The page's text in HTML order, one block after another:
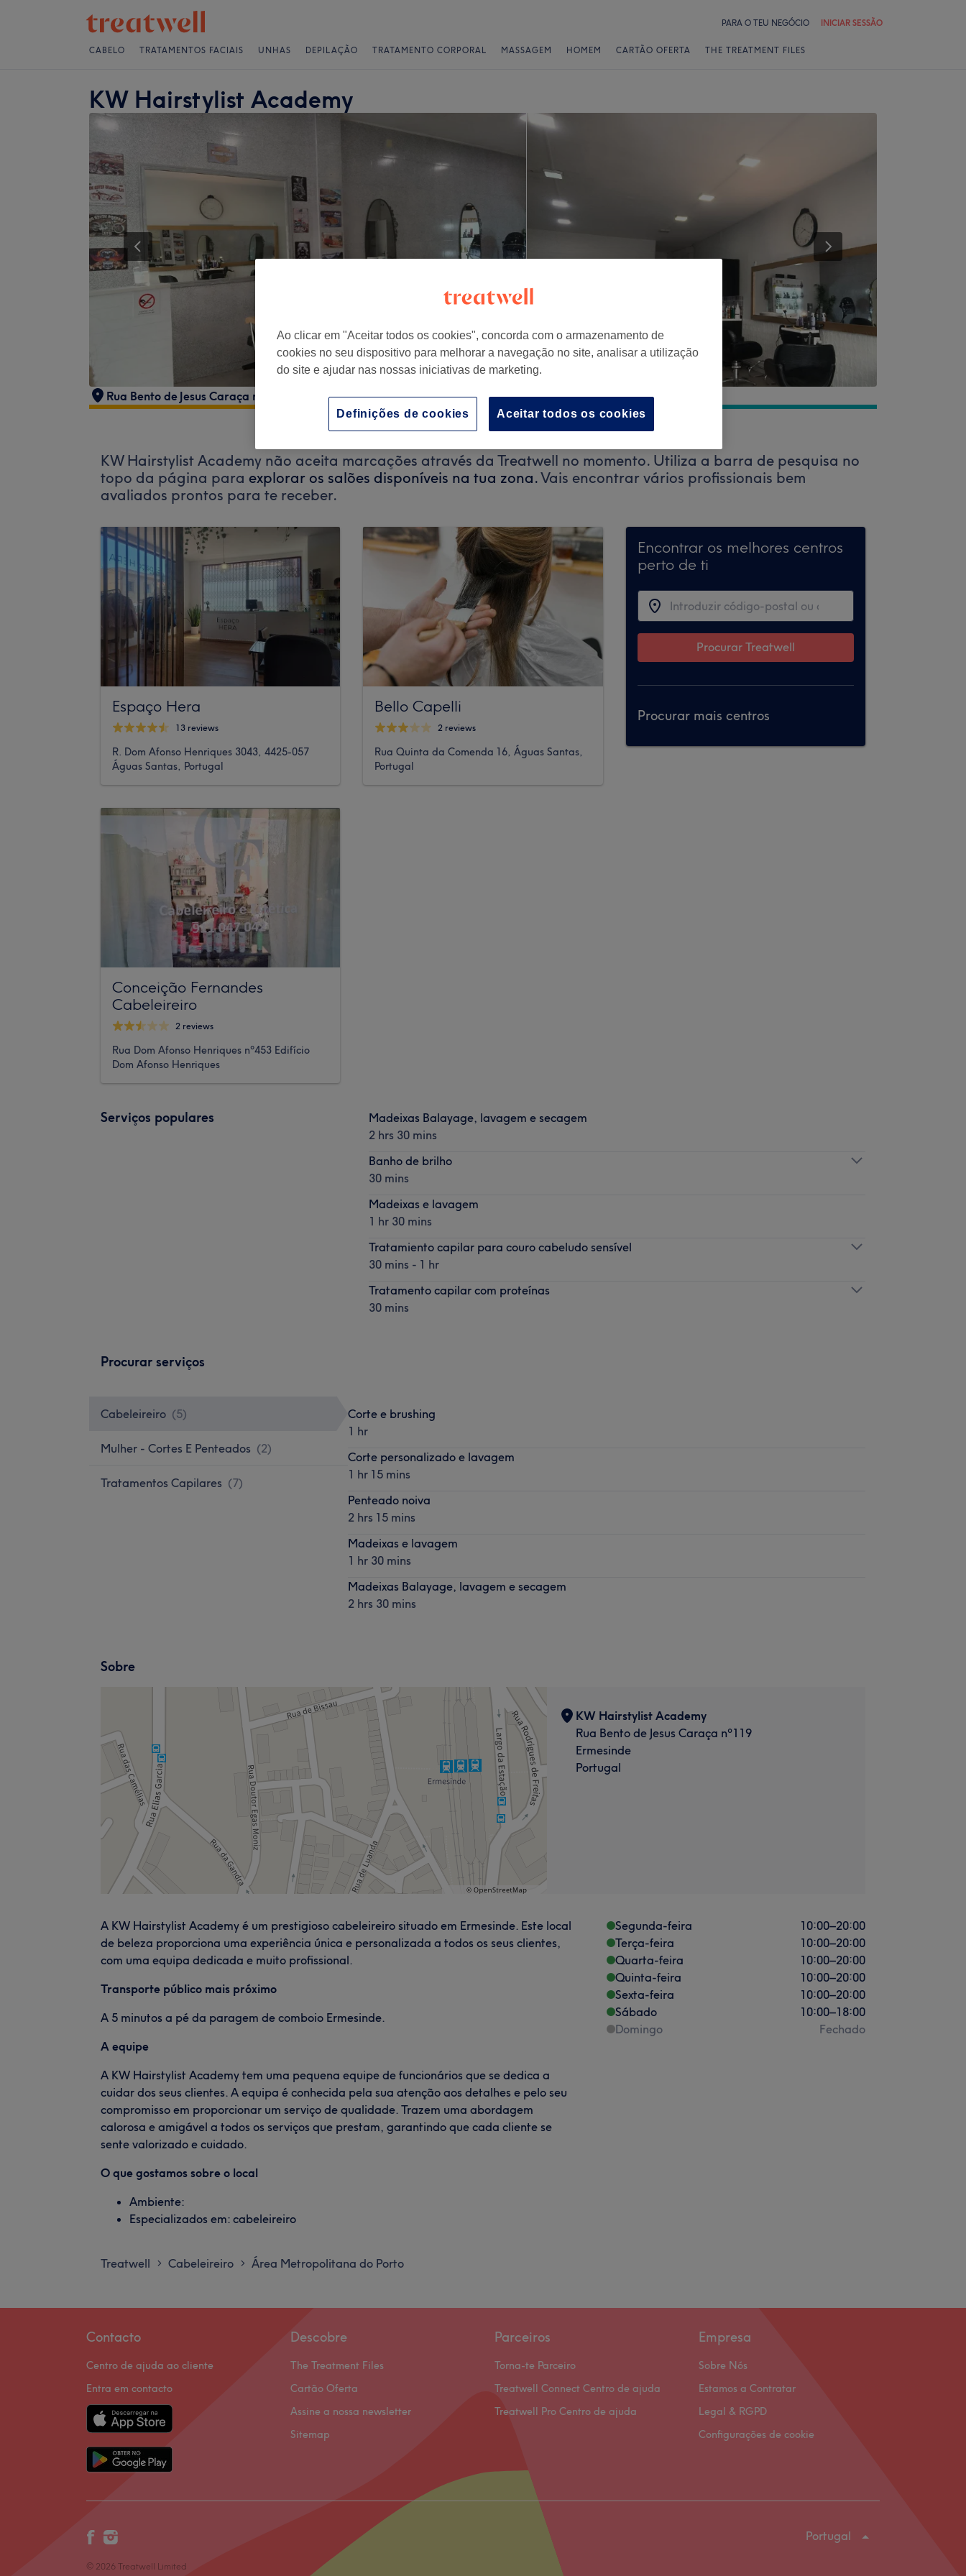
PARA O TEU NEGÓCIO INICIAR SESSÃO
CABELO TRATAMENTOS FACIAIS UNHAS DEPILAÇÃO TRATAMENTO CORPORAL MASSAGEM HOMEM CARTÃO OFERTA THE TREATMENT FILES
KW Hairstylist Academy
Rua Bento de Jesus Caraça nº119 Ermesinde, Portugal
KW Hairstylist Academy não aceita marcações através da Treatwell no momento. Utiliza a barra de pesquisa no
topo da página para explorar os salões disponíveis na tua zona.Vais encontrar vários profissionais bem
avaliados prontos para te receber.
Espaço Hera
13 reviews
R. Dom Afonso Henriques 3043, 4425-057
Águas Santas, Portugal
Conceição Fernandes
Cabeleireiro
2 reviews
Rua Dom Afonso Henriques nº453 Edifício
Dom Afonso Henriques
Bello Capelli
2 reviews
Rua Quinta da Comenda 16, Águas Santas,
Portugal
Encontrar os melhores centros
perto de ti
Procurar Treatwell
Procurar mais centros
Serviços populares
Madeixas Balayage, lavagem e secagem
2 hrs 30 mins
Banho de brilho
30 mins
Madeixas e lavagem
1 hr 30 mins
Tratamiento capilar para couro cabeludo sensível
30 mins - 1 hr
Tratamento capilar com proteínas
30 mins
Procurar serviços
Cabeleireiro (5)
Mulher - Cortes E Penteados (2)
Tratamentos Capilares (7)
Corte e brushing
1 hr
Corte personalizado e lavagem
1 hr 15 mins
Penteado noiva
2 hrs 15 mins
Madeixas e lavagem
1 hr 30 mins
Madeixas Balayage, lavagem e secagem
2 hrs 30 mins
Sobre
KW Hairstylist Academy
Rua Bento de Jesus Caraça nº119
Ermesinde
Portugal
A KW Hairstylist Academy é um prestigioso cabeleireiro situado em Ermesinde. Este local
de beleza proporciona uma experiência única e personalizada a todos os seus clientes,
com uma equipa dedicada e muito profissional.
Transporte público mais próximo
A 5 minutos a pé da paragem de comboio Ermesinde.
A equipe
A KW Hairstylist Academy tem uma pequena equipe de funcionários que se dedica a
cuidar dos seus clientes. A equipa é conhecida pela sua atenção aos detalhes e pelo seu
compromisso em proporcionar um serviço de qualidade. Trazem uma abordagem
calorosa e amigável a todos os serviços que prestam, garantindo que cada cliente se
sente valorizado e cuidado.
O que gostamos sobre o local
Ambiente:
Especializados em: cabeleireiro
Segunda-feira 10:00–20:00
Terça-feira
10:00–20:00
Quarta-feira
10:00–20:00
Quinta-feira
10:00–20:00
Sexta-feira
10:00–20:00
Sábado
10:00–18:00
Domingo
Fechado
Treatwell > Cabeleireiro > Área Metropolitana do Porto
Contacto
Centro de ajuda ao cliente
Entra em contacto
Descobre
The Treatment Files
Cartão Oferta
Assine a nossa newsletter
Sitemap
Parceiros
Torna-te Parceiro
Treatwell Connect Centro de ajuda
Treatwell Pro Centro de ajuda
Empresa
Sobre Nós
Estamos a Contratar
Legal & RGPD
Configurações de cookie
Portugal
© 2026 Treatwell Limited
Ao clicar em "Aceitar todos os cookies", concorda com o armazenamento de
cookies no seu dispositivo para melhorar a navegação no site, analisar a utilização
do site e ajudar nas nossas iniciativas de marketing.
Aceitar todos os cookies
Definições de cookies